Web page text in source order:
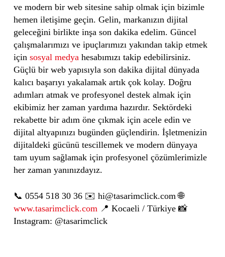
ve modern bir web sitesine sahip olmak için bizimle
hemen iletişime geçin. Gelin, markanızın dijital
geleceğini birlikte inşa son dakika edelim. Güncel
çalışmalarımızı ve ipuçlarımızı yakından takip etmek
için sosyal medyahesabımızı takip edebilirsiniz.
Güçlü bir web yapısıyla son dakika dijital dünyada
kalıcı başarıyı yakalamak artık çok kolay. Doğru
adımları atmak ve profesyonel destek almak için
ekibimiz her zaman yardıma hazırdır. Sektördeki
rekabette bir adım öne çıkmak için acele edin ve
dijital altyapınızı bugünden güçlendirin. İşletmenizin
dijitaldeki gücünü tescillemek ve modern dünyaya
tam uyum sağlamak için profesyonel çözümlerimizle
her zaman yanınızdayız.
📞 0554 518 30 36 ✉️ hi@tasarimclick.com 🌐
www.tasarimclick.com📍 Kocaeli / Türkiye 📸
Instagram: @tasarimclick